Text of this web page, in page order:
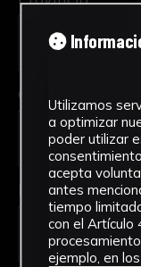
Código Postal *
País *
Utilizamos
a optimizar
poder utilizar
acepta
antes
tiempo
con el Artículo
ejemplo, en los